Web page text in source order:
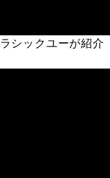
シックユーが紹介